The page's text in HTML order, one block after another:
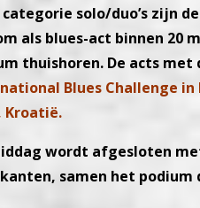
categorie solo/duo’s zijn
als blues-act binnen 20
thuishoren. De acts
Blues Challenge in
Kroatië.
wordt afgesloten
samen het podium